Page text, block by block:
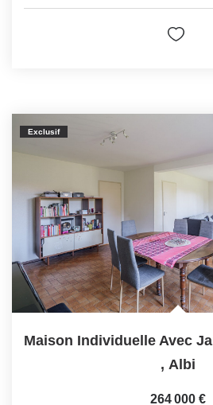
Exclusif
, Albi
264 000 €